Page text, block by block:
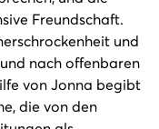
Freundschaft.
und
nach offenbaren
von Jonna begibt
die von den